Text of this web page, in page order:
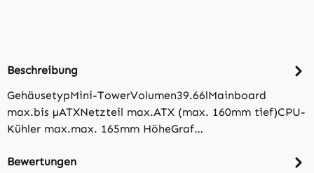
Beschreibung
GehäusetypMini-TowerVolumen39.66lMainboard
max.bis µATXNetzteil max.ATX (max. 160mm tief)CPU-
Kühler max.max. 165mm HöheGraf…
Bewertungen